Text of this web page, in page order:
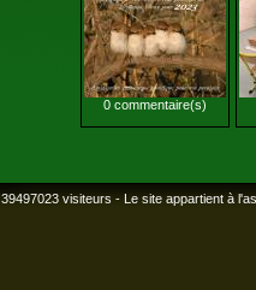
0 commentaire(s)
39497023 visiteurs - Le site appartient à